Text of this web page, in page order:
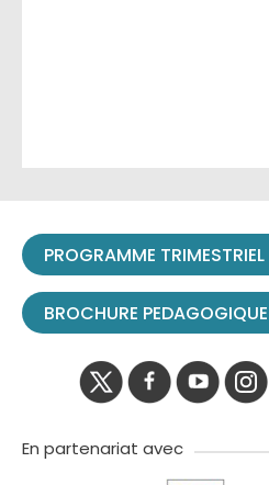
PROGRAMME TRIMESTRIEL
BROCHURE PEDAGOGIQUE
En partenariat avec